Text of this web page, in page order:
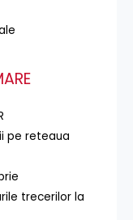
pe reteaua
trecerilor la